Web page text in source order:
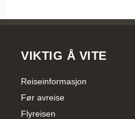
VIKTIG Å VITE
Reiseinformasjon
Før avreise
Flyreisen